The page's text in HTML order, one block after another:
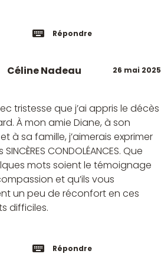
Répondre
26 mai 2025
Céline Nadeau
tristesse que j’ai appris le décès
À mon amie Diane, à son
à sa famille, j’aimerais exprimer
CONDOLÉANCES. Que
mots soient le témoignage
et qu’ils vous
un peu de réconfort en ces
difficiles.
Répondre